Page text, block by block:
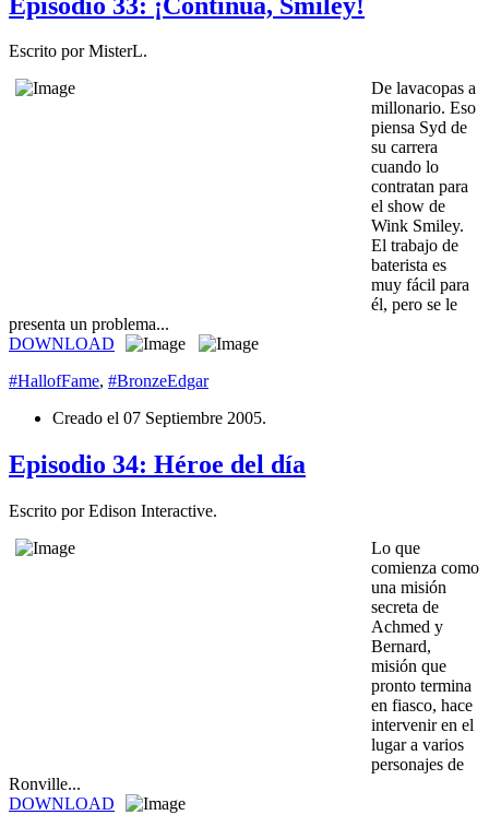
Escrito por MisterL.
De lavacopas a
millonario. Eso
piensa Syd de
su carrera
cuando lo
contratan para
el show de
Wink Smiley.
El trabajo de
baterista es
muy fácil para
él, pero se le
presenta un problema...
DOWNLOAD
#HallofFame, #BronzeEdgar
Creado el 07 Septiembre 2005.
Episodio 34: Héroe del día
Escrito por Edison Interactive.
Lo que
comienza como
una misión
secreta de
Achmed y
Bernard,
misión que
pronto termina
en fiasco, hace
intervenir en el
lugar a varios
personajes de
Ronville...
DOWNLOAD